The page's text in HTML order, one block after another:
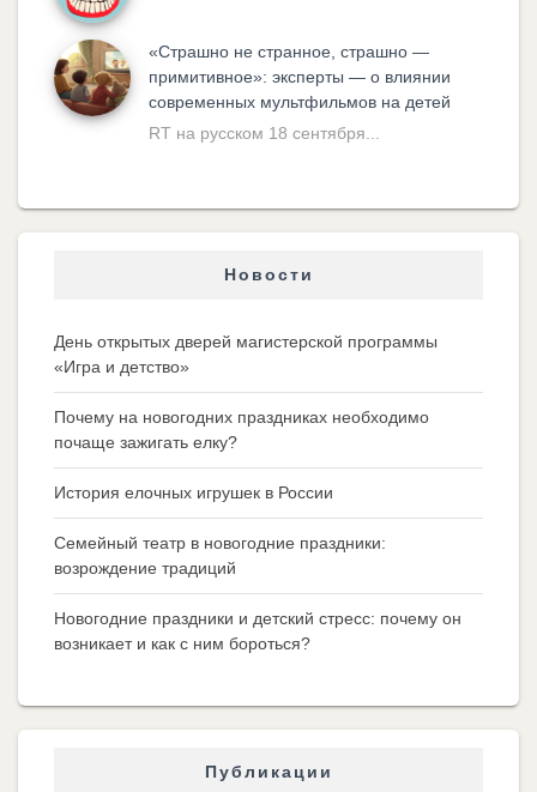
«Cтрашно не странное, страшно —
примитивное»: эксперты — о влиянии
современных мультфильмов на детей
RT на русском 18 сентября...
Новости
День открытых дверей магистерской программы
«Игра и детство»
Почему на новогодних праздниках необходимо
почаще зажигать елку?
История елочных игрушек в России
Семейный театр в новогодние праздники:
возрождение традиций
Новогодние праздники и детский стресс: почему он
возникает и как с ним бороться?
Публикации